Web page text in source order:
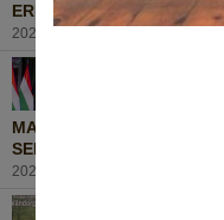
ERDEINK ÉS
2025. augusztus 28., Csütörtök
MAGAS RANGÚ
SEFAG ZRT.
2025. augusztus 21., Csütörtök